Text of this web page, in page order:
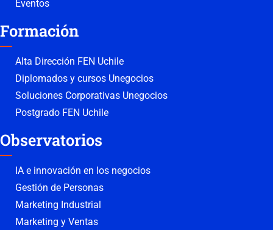
Eventos
Formación
Alta Dirección FEN Uchile
Diplomados y cursos Unegocios
Soluciones Corporativas Unegocios
Postgrado FEN Uchile
Observatorios
IA e innovación en los negocios
Gestión de Personas
Marketing Industrial
Marketing y Ventas